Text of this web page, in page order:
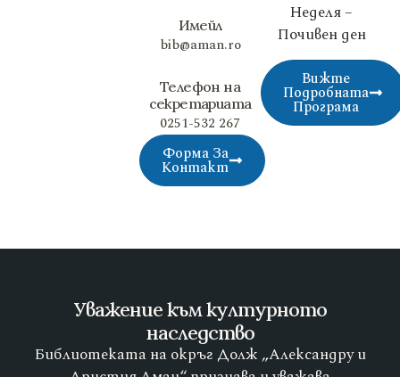
Неделя –
Почивен ден
Вижте
Подробната
Програма
Имейл
bib@aman.ro
Телефон на
секретариата
0251-532 267
Форма За
Контакт
Уважение към културното
наследство
Библиотеката на окръг Долж „Александру и